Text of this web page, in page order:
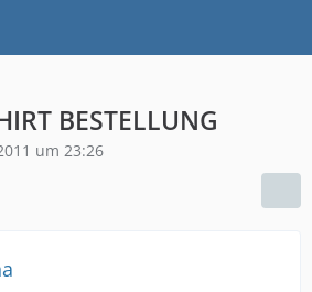
BESTELLUNG
um 23:26